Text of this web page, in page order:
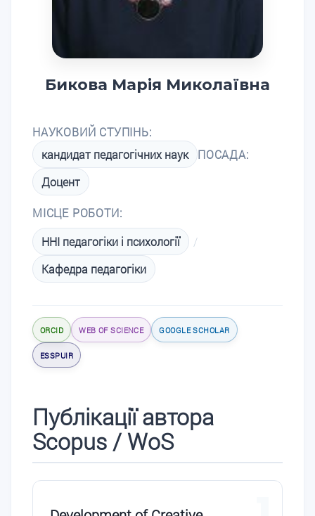
Бикова Марія Миколаївна
НАУКОВИЙ СТУПІНЬ:
кандидат педагогічних наук
ПОСАДА:
Доцент
МІСЦЕ РОБОТИ:
ННІ педагогіки і психології
/
Кафедра педагогіки
ORCID WEB OF SCIENCE GOOGLE SCHOLAR
ESSPUIR
Публікації автора
Scopus / WoS